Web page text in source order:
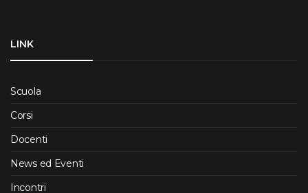
LINK
Scuola
Corsi
Docenti
News ed Eventi
Incontri